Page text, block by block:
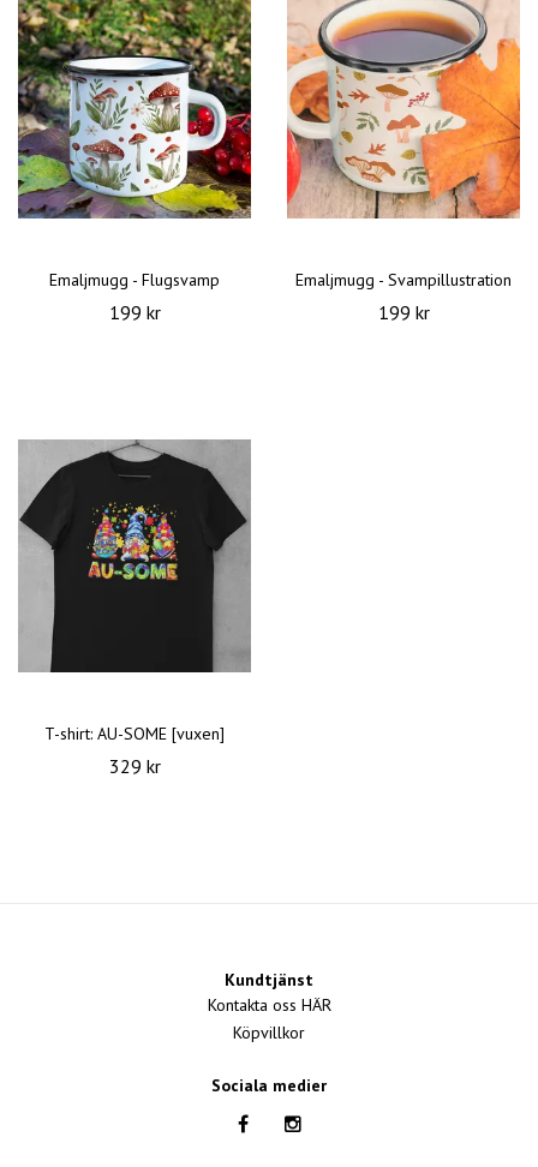
Emaljmugg - Flugsvamp
199 kr
Emaljmugg - Svampillustration
199 kr
T-shirt: AU-SOME [vuxen]
329 kr
Kundtjänst
Kontakta oss HÄR
Köpvillkor
Sociala medier